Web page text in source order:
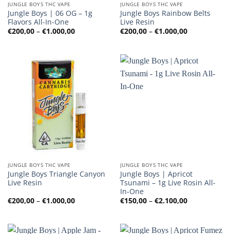
JUNGLE BOYS THC VAPE
Jungle Boys | 06 OG – 1g
Flavors All-In-One
€200,00 – €1.000,00Preisspanne:
JUNGLE BOYS THC VAPE
Jungle Boys Rainbow Belts
Live Resin
€200,00 – €1.000,00
JUNGLE BOYS THC VAPE
Jungle Boys Triangle Canyon
Live Resin
€200,00 – €1.000,00Preisspanne:
€200,00
JUNGLE BOYS THC VAPE
Jungle Boys | Apricot
Tsunami – 1g Live Rosin All-
In-One
€150,00 – €2.100,00
€150,00